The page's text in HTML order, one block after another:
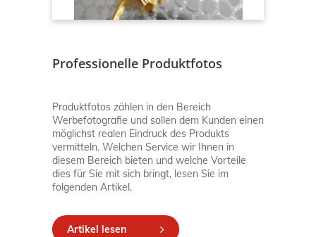
Professionelle Produktfotos
Produktfotos zählen in den Bereich
Werbefotografie und sollen dem Kunden einen
möglichst realen Eindruck des Produkts
vermitteln. Welchen Service wir Ihnen in
diesem Bereich bieten und welche Vorteile
dies für Sie mit sich bringt, lesen Sie im
folgenden Artikel.
Artikel lesen